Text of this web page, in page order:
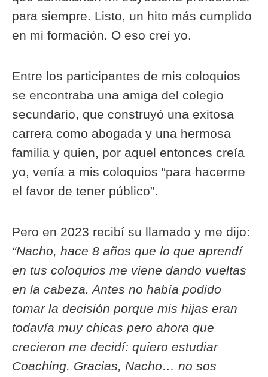
para siempre. Listo, un hito más cumplido
en mi formación. O eso creí yo.
Entre los participantes de mis coloquios
se encontraba una amiga del colegio
secundario, que construyó una exitosa
carrera como abogada y una hermosa
familia y quien, por aquel entonces creía
yo, venía a mis coloquios “para hacerme
el favor de tener público”.
Pero en 2023 recibí su llamado y me dijo:
“Nacho, hace 8 años que lo que aprendí
en tus coloquios me viene dando vueltas
en la cabeza. Antes no había podido
tomar la decisión porque mis hijas eran
todavía muy chicas pero ahora que
crecieron me decidí: quiero estudiar
Coaching. Gracias, Nacho… no sos